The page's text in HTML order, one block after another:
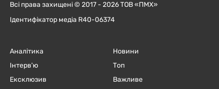
Всі права захищені © 2017 - 2026 ТОВ «ПМХ»
Ідентифікатор медіа R40-06374
Аналітика
Інтерв'ю
Ексклюзив
Новини
Топ
Важливе